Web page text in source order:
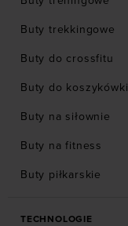
Buty trekkingowe
Buty do crossfitu
Buty do koszykówki
Buty na siłownie
Buty na fitness
Buty piłkarskie
TECHNOLOGIE